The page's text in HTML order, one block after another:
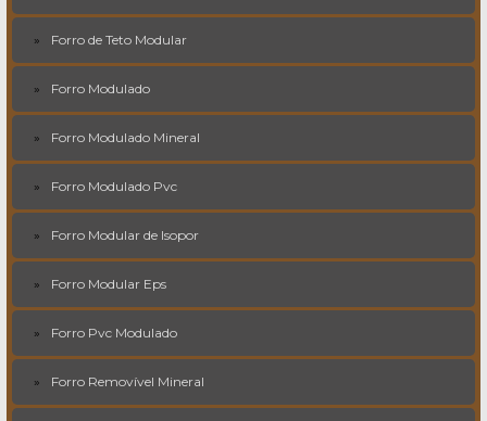
Forro de Teto Modular
Forro Modulado
Forro Modulado Mineral
Forro Modulado Pvc
Forro Modular de Isopor
Forro Modular Eps
Forro Pvc Modulado
Forro Removível Mineral